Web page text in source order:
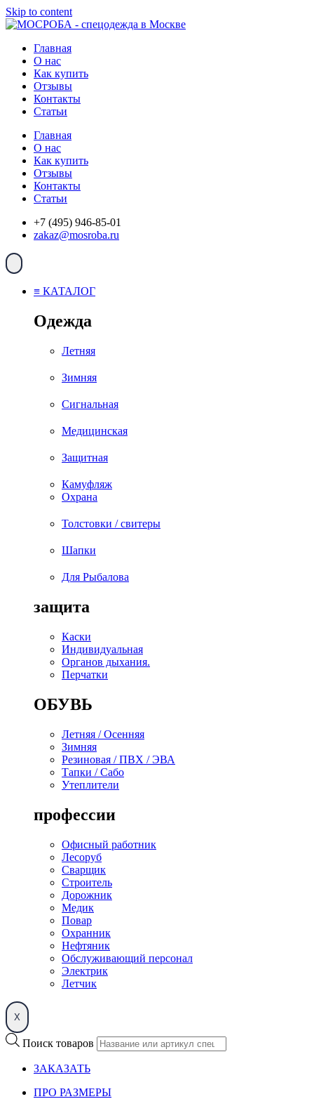
Skip to content
Главная
О нас
Как купить
Отзывы
Контакты
Статьи
Главная
О нас
Как купить
Отзывы
Контакты
Статьи
+7 (495) 946-85-01
zakaz@mosroba.ru
≡ КАТАЛОГ
Одежда
Летняя
Зимняя
Сигнальная
Медицинская
Защитная
Камуфляж
Охрана
Толстовки / свитеры
Шапки
Для Рыбалова
защита
Каски
Индивидуальная
Органов дыхания.
Перчатки
ОБУВЬ
Летняя / Осенняя
Зимняя
Резиновая / ПВХ / ЭВА
Тапки / Сабо
Утеплители
профессии
Офисный работник
Лесоруб
Сварщик
Строитель
Дорожник
Медик
Повар
Охранник
Нефтяник
Обслуживающий персонал
Электрик
Летчик
X
Поиск товаров
ЗАКАЗАТЬ
ПРО РАЗМЕРЫ